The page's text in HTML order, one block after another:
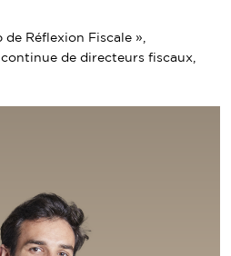
Réflexion Fiscale »,
de directeurs fiscaux,